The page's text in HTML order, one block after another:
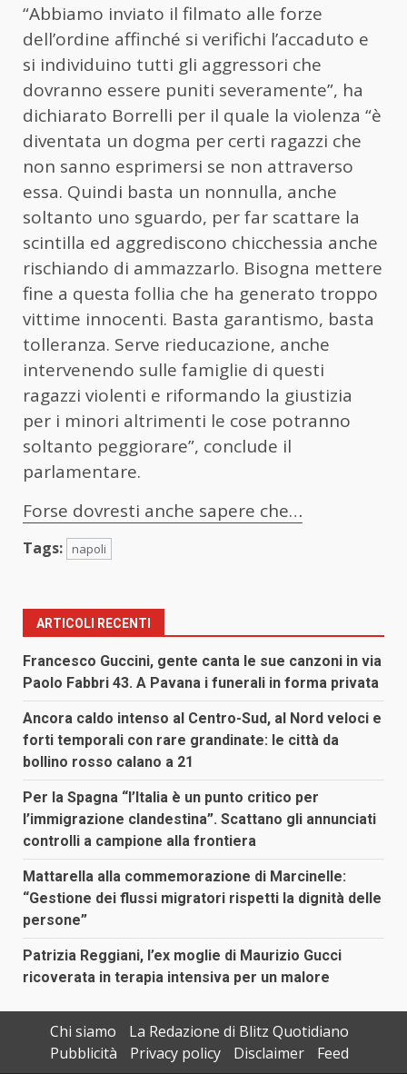
“Abbiamo inviato il filmato alle forze
dell’ordine affinché si verifichi l’accaduto e
si individuino tutti gli aggressori che
dovranno essere puniti severamente”, ha
dichiarato Borrelli per il quale la violenza “è
diventata un dogma per certi ragazzi che
non sanno esprimersi se non attraverso
essa. Quindi basta un nonnulla, anche
soltanto uno sguardo, per far scattare la
scintilla ed aggrediscono chicchessia anche
rischiando di ammazzarlo. Bisogna mettere
fine a questa follia che ha generato troppo
vittime innocenti. Basta garantismo, basta
tolleranza. Serve rieducazione, anche
intervenendo sulle famiglie di questi
ragazzi violenti e riformando la giustizia
per i minori altrimenti le cose potranno
soltanto peggiorare”, conclude il
parlamentare.
Forse dovresti anche sapere che…
Tags: napoli
ARTICOLI RECENTI
Francesco Guccini, gente canta le sue canzoni in via
Paolo Fabbri 43. A Pavana i funerali in forma privata
Ancora caldo intenso al Centro-Sud, al Nord veloci e
forti temporali con rare grandinate: le città da
bollino rosso calano a 21
Per la Spagna “l’Italia è un punto critico per
l’immigrazione clandestina”. Scattano gli annunciati
controlli a campione alla frontiera
Mattarella alla commemorazione di Marcinelle:
“Gestione dei flussi migratori rispetti la dignità delle
persone”
Patrizia Reggiani, l’ex moglie di Maurizio Gucci
ricoverata in terapia intensiva per un malore
Chi siamo
La Redazione di Blitz Quotidiano
Pubblicità
Privacy policy Disclaimer Feed